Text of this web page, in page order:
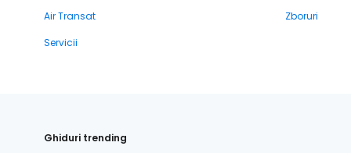
Air Transat
Zboruri
Servicii
Ghiduri trending